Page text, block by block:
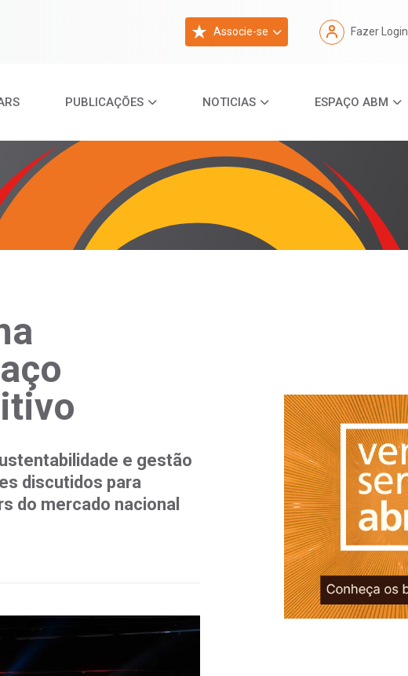
Associe-se Fazer Login
PUBLICAÇÕES NOTICIAS ESPAÇO ABM
e gestão
discutidos para
do mercado nacional